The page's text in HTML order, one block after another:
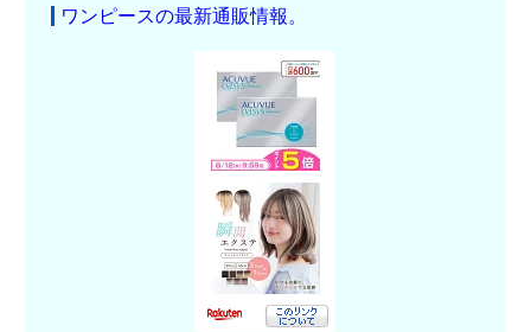
ワンピースの最新通販情報。